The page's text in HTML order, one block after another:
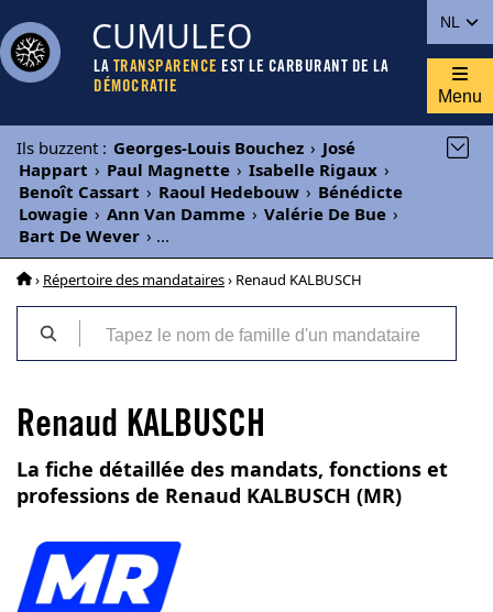
NL
CUMULEO
LA TRANSPARENCE EST LE CARBURANT DE LA
DÉMOCRATIE
Menu
Ils buzzent : Georges-Louis Bouchez › José
Happart › Paul Magnette › Isabelle Rigaux ›
Benoît Cassart › Raoul Hedebouw › Bénédicte
Lowagie › Ann Van Damme › Valérie De Bue ›
Bart De Wever › ...
› Répertoire des mandataires› Renaud KALBUSCH
Renaud KALBUSCH
La fiche détaillée des mandats, fonctions et
professions de Renaud KALBUSCH (MR)